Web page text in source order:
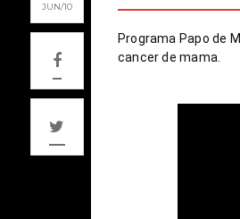
JUN 10
Programa Papo de
cancer de mama.